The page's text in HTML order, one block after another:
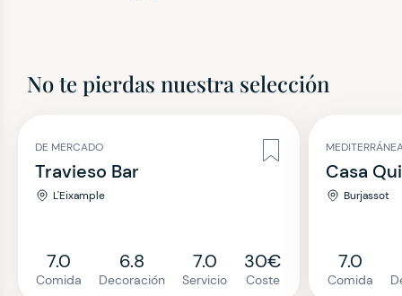
No te pierdas nuestra selección
DE MERCADO
Travieso Bar
L'Eixample
7.0
Comida
6.8
Decoración
7.0
Servicio
30€
Coste
Casa
Burjassot
7.0
Comida